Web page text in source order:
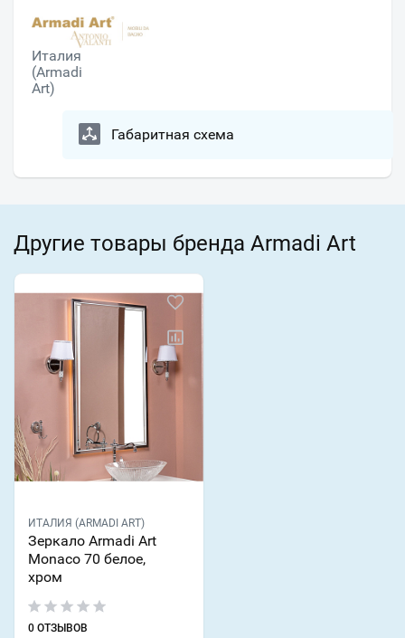
Италия
(Armadi
Art)
Габаритная схема
Другие товары бренда Armadi Art
ИТАЛИЯ (ARMADI ART)
Зеркало Armadi Art
Monaco 70 белое,
хром
0 ОТЗЫВОВ